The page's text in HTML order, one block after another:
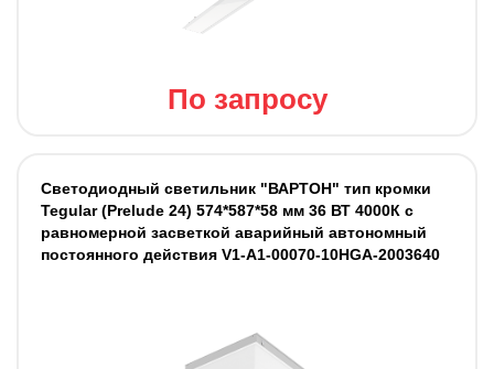
По запросу
Светодиодный светильник "ВАРТОН" тип кромки
Tegular (Prelude 24) 574*587*58 мм 36 ВТ 4000К с
равномерной засветкой аварийный автономный
постоянного действия V1-A1-00070-10HGA-2003640